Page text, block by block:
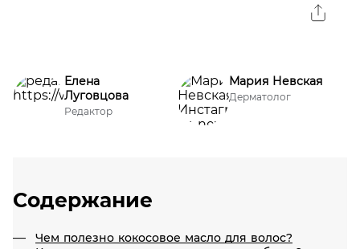
Елена
Луговцова
Редактор
Мария Невская
Дерматолог
Содержание
Чем полезно кокосовое масло для волос?